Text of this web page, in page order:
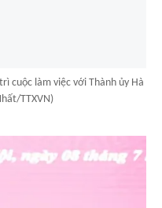
cuộc làm việc với Thành ủy Hà
TTXVN)